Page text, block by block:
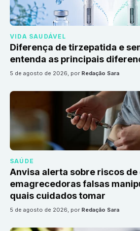
VIDA SAUDÁVEL
Diferença de tirzepatida e
entenda as principais
5 de agosto de 2026, por Redação Sara
SAÚDE
Anvisa alerta sobre riscos de
emagrecedoras falsas
quais cuidados tomar
5 de agosto de 2026, por Redação Sara